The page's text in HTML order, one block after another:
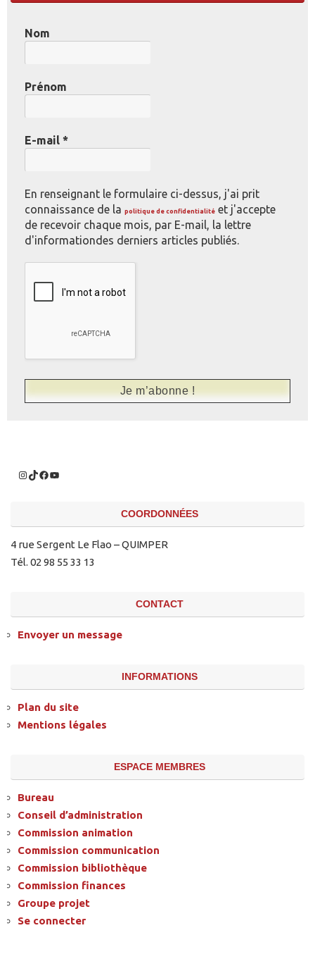
Nom
Prénom
E-mail *
En renseignant le formulaire ci-dessus, j'ai prit
connaissance de la politique de confidentialité et j'accepte
de recevoir chaque mois, par E-mail, la lettre
d'informationdes derniers articles publiés.
COORDONNÉES
4 rue Sergent Le Flao – QUIMPER
Tél. 02 98 55 33 13
CONTACT
Envoyer un message
INFORMATIONS
Plan du site
Mentions légales
ESPACE MEMBRES
Bureau
Conseil d’administration
Commission animation
Commission communication
Commission bibliothèque
Commission finances
Groupe projet
Se connecter